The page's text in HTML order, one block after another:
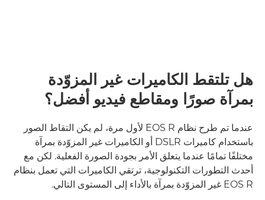
هل تلتقط الكاميرات غير المزوّدة
بمرآة صورًا ومقاطع فيديو أفضل؟
عندما تم طرح نظام EOS R لأول مرة، لم يكن التقاط الصور
باستخدام كاميرات DSLR أو الكاميرات غير المزوّدة بمرآة
مختلفًا تمامًا عندما يتعلق الأمر بجودة الصورة الفعلية. لكن مع
أحدث التطورات التكنولوجية، ترتقي الكاميرات التي تعمل بنظام
EOS R غير المزوّدة بمرآة بالأداء إلى المستوى التالي.